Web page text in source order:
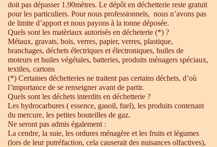
doit pas dépasser 1.90mètres. Le dépôt en déchetterie reste gratuit
pour les particuliers. Pour nous professionnels, nous n’avons pas
de limite d’apport et nous payons à la tonne déposée.
Quels sont les matèriaux autorisés en décheterie (*) ?
Métaux, gravats, bois, verres, papier, verres, plastique,
branchages, déchets électriques et électroniques, huiles de
moteurs et huiles végétales, batteries, produits ménagers spéciaux,
textiles, cartons
(*) Certaines déchetteries ne traitent pas certains déchets, d’où
l’importance de se renseigner avant de partir.
Quels sont les déchets interdits en déchetterie ?
Les hydrocarbures ( essence, gasoil, fuel), les produits contenant
du mercure, les petites bouteilles de gaz.
Ne seront pas admis également :
La cendre, la suie, les ordures ménagère et les fruits et légumes
(lors de leur putréfaction, cela causerait des nuisances olfactives),